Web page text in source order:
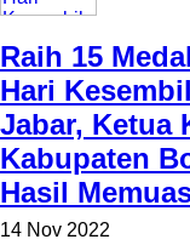
Raih 15
Hari
Jabar, Ketua
Kabupaten
Hasil
14 Nov 2022